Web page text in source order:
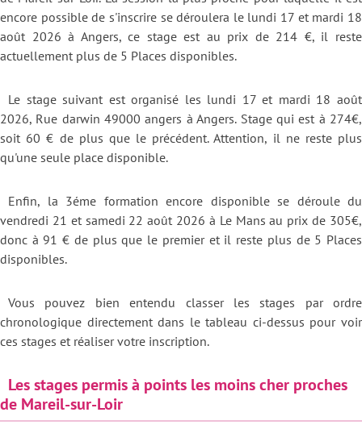
encore possible de s'inscrire se déroulera le lundi 17 et mardi 18
août 2026 à Angers, ce stage est au prix de 214 €, il reste
actuellement plus de 5 Places disponibles.
Le stage suivant est organisé les lundi 17 et mardi 18 août
2026, Rue darwin 49000 angers à Angers. Stage qui est à 274€,
soit 60 € de plus que le précédent. Attention, il ne reste plus
qu'une seule place disponible.
Enfin, la 3éme formation encore disponible se déroule du
vendredi 21 et samedi 22 août 2026 à Le Mans au prix de 305€,
donc à 91 € de plus que le premier et il reste plus de 5 Places
disponibles.
Vous pouvez bien entendu classer les stages par ordre
chronologique directement dans le tableau ci-dessus pour voir
ces stages et réaliser votre inscription.
Les stages permis à points les moins cher proches
de Mareil-sur-Loir